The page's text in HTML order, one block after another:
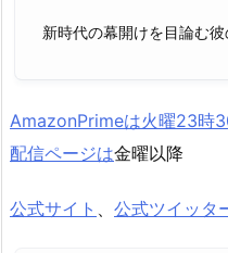
新時代の幕開けを目論む
AmazonPrimeは火曜23時
配信ページは金曜以降
公式サイト 公式ツイッタ